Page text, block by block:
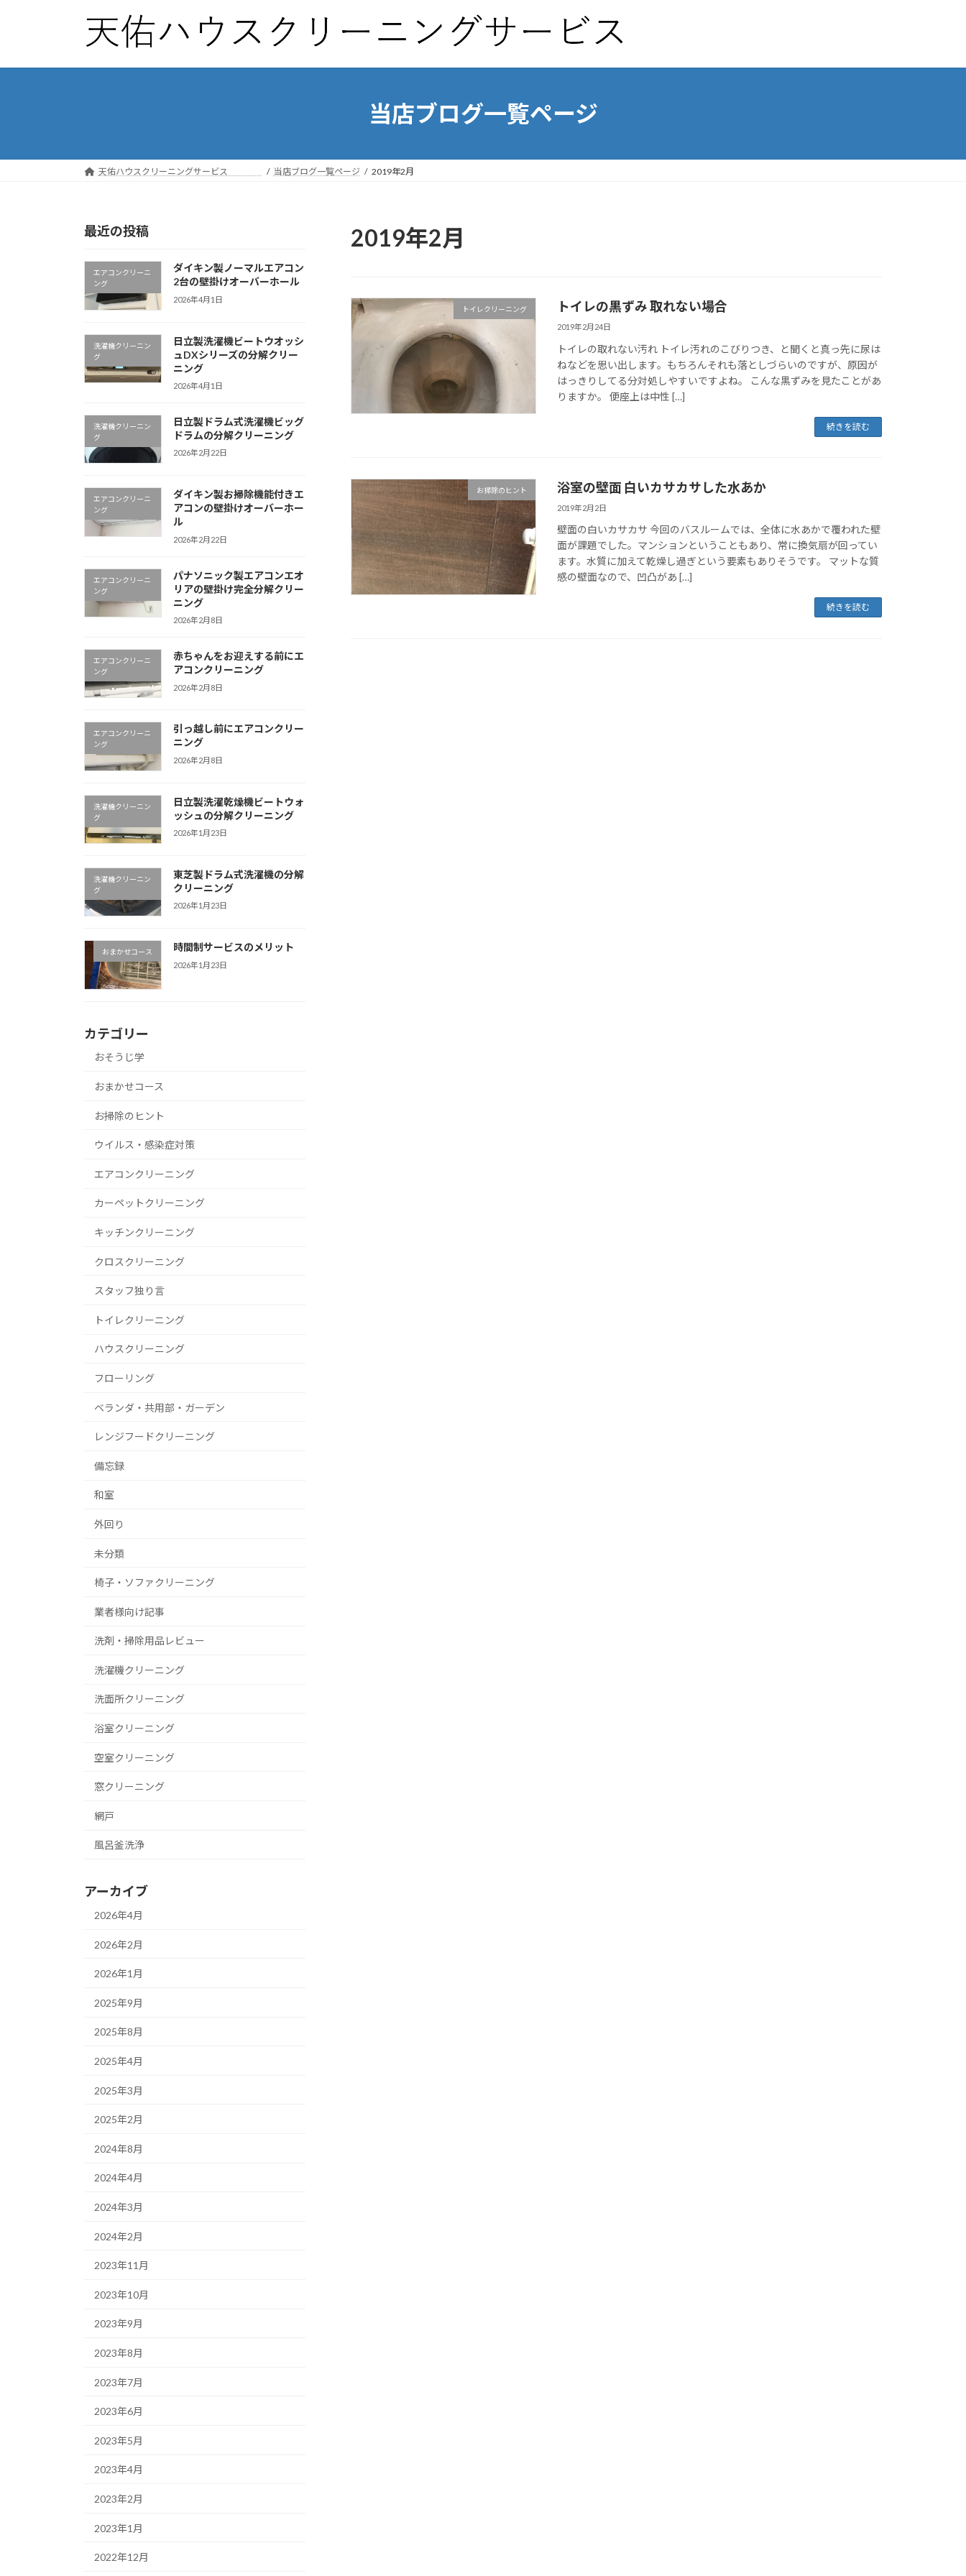
プ
動
当店ブログ一覧ページ
天佑ハウスクリーニングサービス 当店ブログ一覧ページ 2019年2月
2019年2月
トイレクリーニング トイレの黒ずみ 取れない場合
2019年2月24日
トイレの取れない汚れ トイレ汚れのこびりつき、と聞くと真っ先に尿は
ねなどを思い出します。もちろんそれも落としづらいのですが、原因が
はっきりしてる分対処しやすいですよね。 こんな黒ずみを見たことがあ
りますか。 便座上は中性 […]
続きを読む
お掃除のヒント 浴室の壁面 白いカサカサした水あか
2019年2月2日
壁面の白いカサカサ 今回のバスルームでは、全体に水あかで覆われた壁
面が課題でした。マンションということもあり、常に換気扇が回ってい
ます。水質に加えて乾燥し過ぎという要素もありそうです。 マットな質
感の壁面なので、凹凸があ […]
続きを読む
最近の投稿
エアコンクリーニ
ング
ダイキン製ノーマルエアコン
2台の壁掛けオーバーホール
2026年4月1日
洗濯機クリーニン
グ
日立製洗濯機ビートウオッシ
ュDXシリーズの分解クリー
ニング
2026年4月1日
洗濯機クリーニン
グ
日立製ドラム式洗濯機ビッグ
ドラムの分解クリーニング
2026年2月22日
エアコンクリーニ
ング
ダイキン製お掃除機能付きエ
アコンの壁掛けオーバーホー
ル
2026年2月22日
エアコンクリーニ
ング
パナソニック製エアコンエオ
リアの壁掛け完全分解クリー
ニング
2026年2月8日
エアコンクリーニ
ング
赤ちゃんをお迎えする前にエ
アコンクリーニング
2026年2月8日
エアコンクリーニ
ング
引っ越し前にエアコンクリー
ニング
2026年2月8日
洗濯機クリーニン
グ
日立製洗濯乾燥機ビートウォ
ッシュの分解クリーニング
2026年1月23日
洗濯機クリーニン
グ
東芝製ドラム式洗濯機の分解
クリーニング
2026年1月23日
おまかせコース 時間制サービスのメリット
2026年1月23日
カテゴリー
おそうじ学
おまかせコース
お掃除のヒント
ウイルス・感染症対策
エアコンクリーニング
カーペットクリーニング
キッチンクリーニング
クロスクリーニング
スタッフ独り言
トイレクリーニング
ハウスクリーニング
フローリング
ベランダ・共用部・ガーデン
レンジフードクリーニング
備忘録
和室
外回り
未分類
椅子・ソファクリーニング
業者様向け記事
洗剤・掃除用品レビュー
洗濯機クリーニング
洗面所クリーニング
浴室クリーニング
空室クリーニング
窓クリーニング
網戸
風呂釜洗浄
アーカイブ
2026年4月
2026年2月
2026年1月
2025年9月
2025年8月
2025年4月
2025年3月
2025年2月
2024年8月
2024年4月
2024年3月
2024年2月
2023年11月
2023年10月
2023年9月
2023年8月
2023年7月
2023年6月
2023年5月
2023年4月
2023年2月
2023年1月
2022年12月